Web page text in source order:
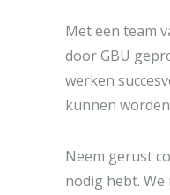
Met een team
door GBU
werken
kunnen
Neem gerust
nodig hebt.